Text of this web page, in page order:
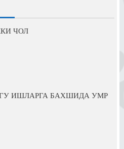
ЧОЛ
ИШЛАРГА БАХШИДА УМР